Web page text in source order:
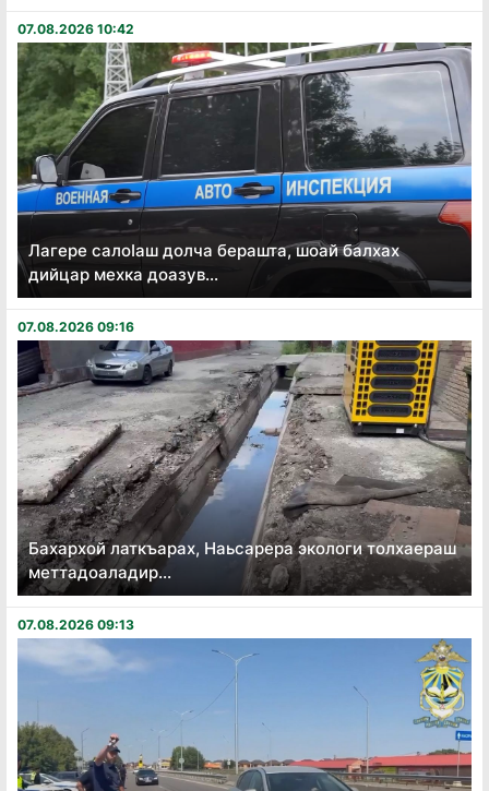
07.08.2026 10:42
Лагере салоӏаш долча берашта, шоай балхах
дийцар мехка доазув...
07.08.2026 09:16
Бахархой латкъарах, Наьсарера экологи толхаераш
меттадоаладир...
07.08.2026 09:13